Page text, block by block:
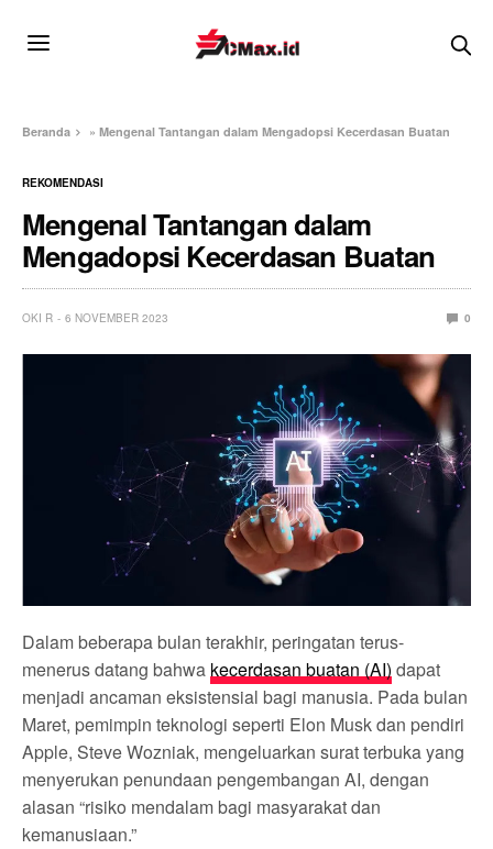
Beranda »Mengenal Tantangan dalam Mengadopsi Kecerdasan Buatan
REKOMENDASI
Mengenal Tantangan dalam
Mengadopsi Kecerdasan Buatan
OKI R 6 NOVEMBER 2023 0
Dalam beberapa bulan terakhir, peringatan terus-
menerus datang bahwa kecerdasan buatan (AI) dapat
menjadi ancaman eksistensial bagi manusia. Pada bulan
Maret, pemimpin teknologi seperti Elon Musk dan pendiri
Apple, Steve Wozniak, mengeluarkan surat terbuka yang
menyerukan penundaan pengembangan AI, dengan
alasan “risiko mendalam bagi masyarakat dan
kemanusiaan.”